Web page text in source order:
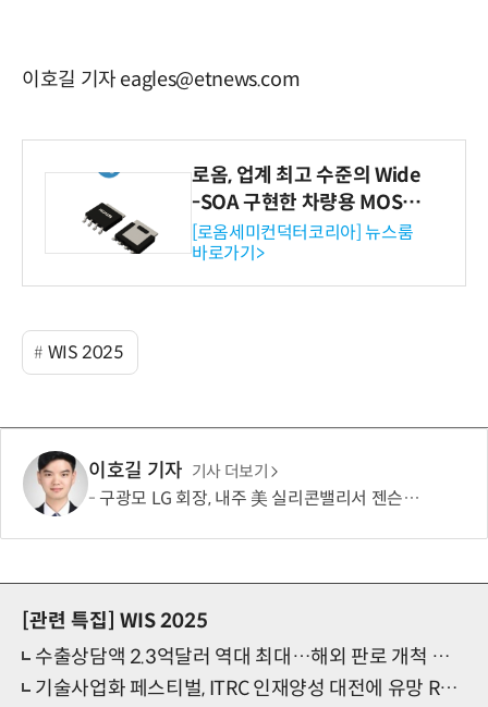
이호길 기자 eagles@etnews.com
로옴, 업계 최고 수준의 Wide
-SOA 구현한 차량용 MOSF
ET 개발
[로옴세미컨덕터코리아] 뉴스룸
바로가기>
WIS 2025
이호길 기자 기사 더보기
구광모 LG 회장, 내주 美 실리콘밸리서 젠슨 황 재회동
[관련 특집] WIS 2025
수출상담액 2.3억달러 역대 최대…해외 판로 개척 마중물 됐다
기술사업화 페스티벌, ITRC 인재양성 대전에 유망 R&D 성과 '한가득'